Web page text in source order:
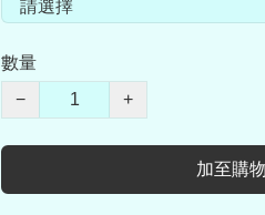
數量
−
+
加至購